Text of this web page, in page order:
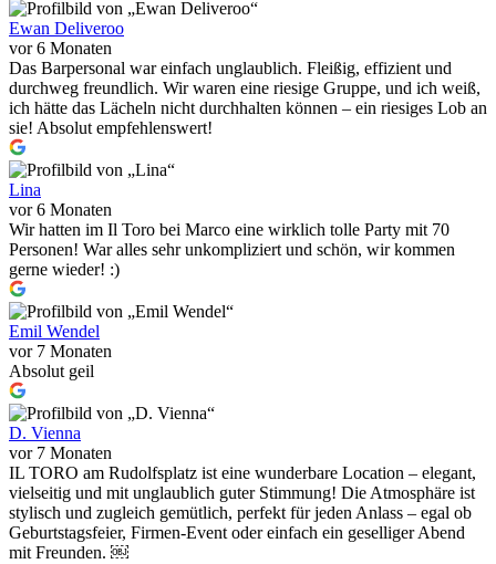
Ewan Deliveroo
vor 6 Monaten
Das Barpersonal war einfach unglaublich. Fleißig, effizient und
durchweg freundlich. Wir waren eine riesige Gruppe, und ich weiß,
ich hätte das Lächeln nicht durchhalten können – ein riesiges Lob an
sie! Absolut empfehlenswert!
Lina
vor 6 Monaten
Wir hatten im Il Toro bei Marco eine wirklich tolle Party mit 70
Personen! War alles sehr unkompliziert und schön, wir kommen
gerne wieder! :)
Emil Wendel
vor 7 Monaten
Absolut geil
D. Vienna
vor 7 Monaten
IL TORO am Rudolfsplatz ist eine wunderbare Location – elegant,
vielseitig und mit unglaublich guter Stimmung! Die Atmosphäre ist
stylisch und zugleich gemütlich, perfekt für jeden Anlass – egal ob
Geburtstagsfeier, Firmen-Event oder einfach ein geselliger Abend
mit Freunden. ￼